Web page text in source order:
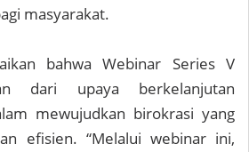
masyarakat.
bahwa Webinar Series V
dari upaya berkelanjutan
mewujudkan birokrasi yang
efisien. “Melalui webinar ini,